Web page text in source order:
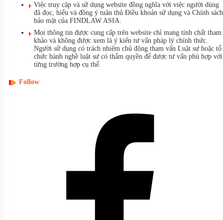
Việc truy cập và sử dụng website đồng nghĩa với việc người dùng
đã đọc, hiểu và đồng ý tuân thủ Điều khoản sử dụng và Chính sách
bảo mật của FINDLAW ASIA.
Mọi thông tin được cung cấp trên website chỉ mang tính chất tham
khảo và không được xem là ý kiến tư vấn pháp lý chính thức.
Người sử dụng có trách nhiệm chủ động tham vấn Luật sư hoặc tổ
chức hành nghề luật sư có thẩm quyền để được tư vấn phù hợp với
từng trường hợp cụ thể.
Follow